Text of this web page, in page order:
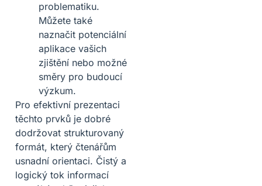
problematiku.
Můžete také
naznačit potenciální
aplikace vašich
zjištění nebo možné
směry pro budoucí
výzkum.
Pro efektivní prezentaci
těchto prvků je dobré
dodržovat strukturovaný
formát, který čtenářům
usnadní orientaci. Čistý a
logický tok informací